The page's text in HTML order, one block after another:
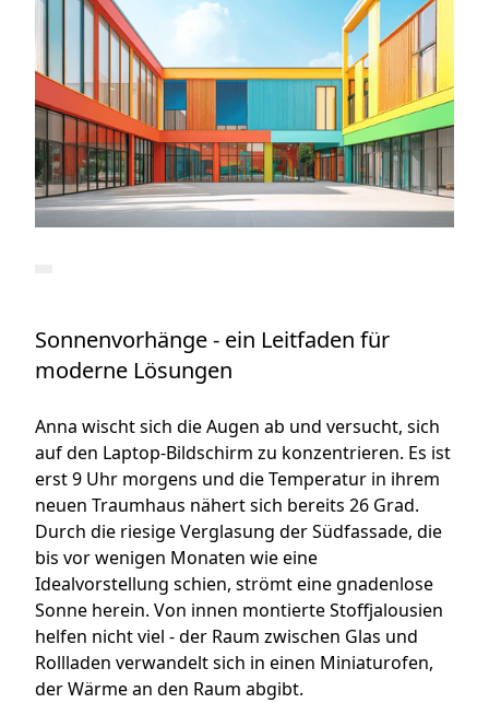
Sonnenvorhänge - ein Leitfaden für
moderne Lösungen
Anna wischt sich die Augen ab und versucht, sich
auf den Laptop-Bildschirm zu konzentrieren. Es ist
erst 9 Uhr morgens und die Temperatur in ihrem
neuen Traumhaus nähert sich bereits 26 Grad.
Durch die riesige Verglasung der Südfassade, die
bis vor wenigen Monaten wie eine
Idealvorstellung schien, strömt eine gnadenlose
Sonne herein. Von innen montierte Stoffjalousien
helfen nicht viel - der Raum zwischen Glas und
Rollladen verwandelt sich in einen Miniaturofen,
der Wärme an den Raum abgibt.